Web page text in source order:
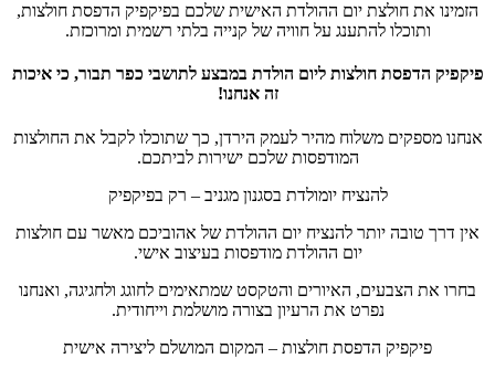
הזמינו את חולצת יום ההולדת האישית שלכם בפיקפיק הדפסת חולצות,
ותוכלו להתענג על חוויה של קנייה בלתי רשמית ומרוכזת.
פיקפיק הדפסת חולצות ליום הולדת במבצע לתושבי כפר תבור, כי איכות
זה אנחנו!
אנחנו מספקים משלוח מהיר לעמק הירדן, כך שתוכלו לקבל את החולצות
המודפסות שלכם ישירות לביתכם.
להנציח יומולדת בסגנון מגניב – רק בפיקפיק
אין דרך טובה יותר להנציח יום ההולדת של אהוביכם מאשר עם חולצות
יום ההולדת מודפסות בעיצוב אישי.
בחרו את הצבעים, האיורים והטקסט שמתאימים לחוגג ולחגיגה, ואנחנו
נפרט את הרעיון בצורה מושלמת וייחודית.
פיקפיק הדפסת חולצות – המקום המושלם ליצירה אישית